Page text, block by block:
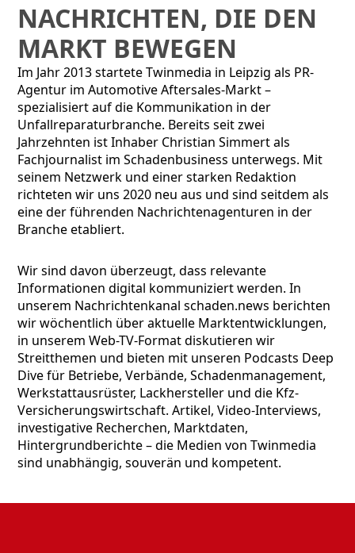
NACHRICHTEN, DIE DEN
MARKT BEWEGEN
Im Jahr 2013 startete Twinmedia in Leipzig als PR-
Agentur im Automotive Aftersales-Markt –
spezialisiert auf die Kommunikation in der
Unfallreparaturbranche. Bereits seit zwei
Jahrzehnten ist Inhaber Christian Simmert als
Fachjournalist im Schadenbusiness unterwegs. Mit
seinem Netzwerk und einer starken Redaktion
richteten wir uns 2020 neu aus und sind seitdem als
eine der führenden Nachrichtenagenturen in der
Branche etabliert.
Wir sind davon überzeugt, dass relevante
Informationen digital kommuniziert werden. In
unserem Nachrichtenkanal schaden.news berichten
wir wöchentlich über aktuelle Marktentwicklungen,
in unserem Web-TV-Format diskutieren wir
Streitthemen und bieten mit unseren Podcasts Deep
Dive für Betriebe, Verbände, Schadenmanagement,
Werkstattausrüster, Lackhersteller und die Kfz-
Versicherungswirtschaft. Artikel, Video-Interviews,
investigative Recherchen, Marktdaten,
Hintergrundberichte – die Medien von Twinmedia
sind unabhängig, souverän und kompetent.